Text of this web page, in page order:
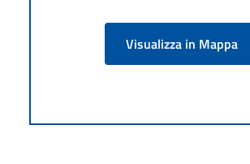
Visualizza in Mappa